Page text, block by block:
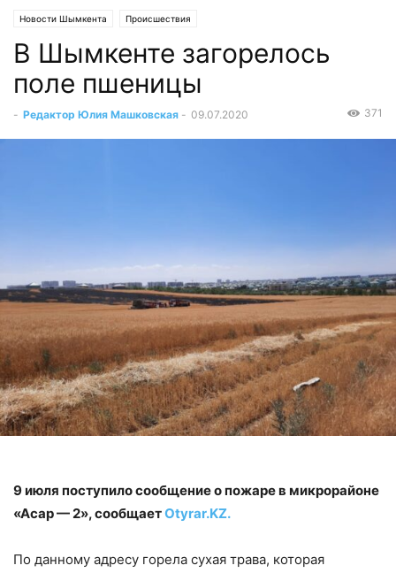
Новости Шымкента Происшествия
В Шымкенте загорелось
поле пшеницы
- Редактор Юлия Машковская - 09.07.2020 371
9 июля поступило сообщение о пожаре в микрорайоне
«Асар — 2», сообщаетOtyrar.KZ.
По данному адресу горела сухая трава, которая